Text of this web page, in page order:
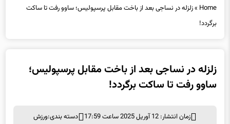
Home
»زلزله در نساجی بعد از باخت مقابل پرسپولیس؛ ساوو رفت تا ساکت
برگردد!
زلزله در نساجی بعد از باخت مقابل پرسپولیس؛
ساوو رفت تا ساکت برگردد!
زمان انتشار: 12 آوریل 2025 ساعت 17:59 دسته بندی:ورزش